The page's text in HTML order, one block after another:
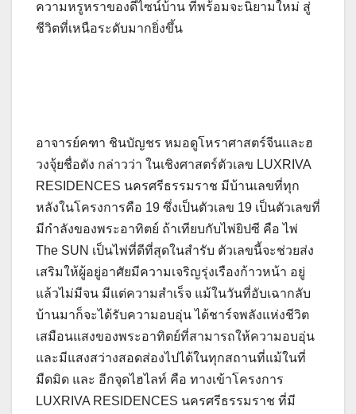
ความหรูหราของดีไซน์บ้าน ที่พร้อมจะนิยามใหม่ สู่
ชีวิตที่เหนือระดับมากยิ่งขึ้น
อาจารย์คฑา ชินบัญชร หมอดูโหราศาสตร์จีนและฮ
วงจุ้ยชื่อดัง กล่าวว่า ในเชิงศาสตร์ตัวเลข LUXRIVA
RESIDENCES นครศรีธรรมราช มีบ้านเลขที่ทุก
หลังในโครงการคือ 19 ซึ่งเป็นตัวเลข 19 เป็นตัวเลขที่
มีกำลังของพระอาทิตย์ ถ้าเทียบกับไพ่ยิปซี คือ ไพ่
The SUN เป็นไพ่ที่ดีที่สุดในสำรับ ตัวเลขนี้จะช่วยส่ง
เสริมให้ผู้อยู่อาศัยมีความเจริญรุ่งเรืองก้าวหน้า อยู่
แล้วไม่มีจน มีแต่ความสำเร็จ แม้ในวันที่อับเฉากลับ
บ้านมาก็จะได้รับความอบอุ่น ได้ชาร์จพลังแห่งชีวิต
เสมือนแสงของพระอาทิตย์ที่สามารถให้ความอบอุ่น
และมีแสงสว่างสอดส่องไปได้ในทุกสถานที่แม้ในที่
มืดมิด และ อีกจุดไฮไลท์ คือ ทางเข้าโครงการ
LUXRIVA RESIDENCES นครศรีธรรมราช ที่มี